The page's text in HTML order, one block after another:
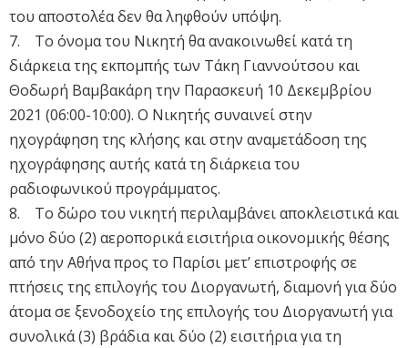
του αποστολέα δεν θα ληφθούν υπόψη.
7. Το όνομα του Νικητή θα ανακοινωθεί κατά τη
διάρκεια της εκπομπής των Τάκη Γιαννούτσου και
Θοδωρή Βαμβακάρη την Παρασκευή 10 Δεκεμβρίου
2021 (06:00-10:00). Ο Νικητής συναινεί στην
ηχογράφηση της κλήσης και στην αναμετάδοση της
ηχογράφησης αυτής κατά τη διάρκεια του
ραδιοφωνικού προγράμματος.
8. Το δώρο του νικητή περιλαμβάνει αποκλειστικά και
μόνο δύο (2) αεροπορικά εισιτήρια οικονομικής θέσης
από την Αθήνα προς το Παρίσι μετ’ επιστροφής σε
πτήσεις της επιλογής του Διοργανωτή, διαμονή για δύο
άτομα σε ξενοδοχείο της επιλογής του Διοργανωτή για
συνολικά (3) βράδια και δύο (2) εισιτήρια για τη